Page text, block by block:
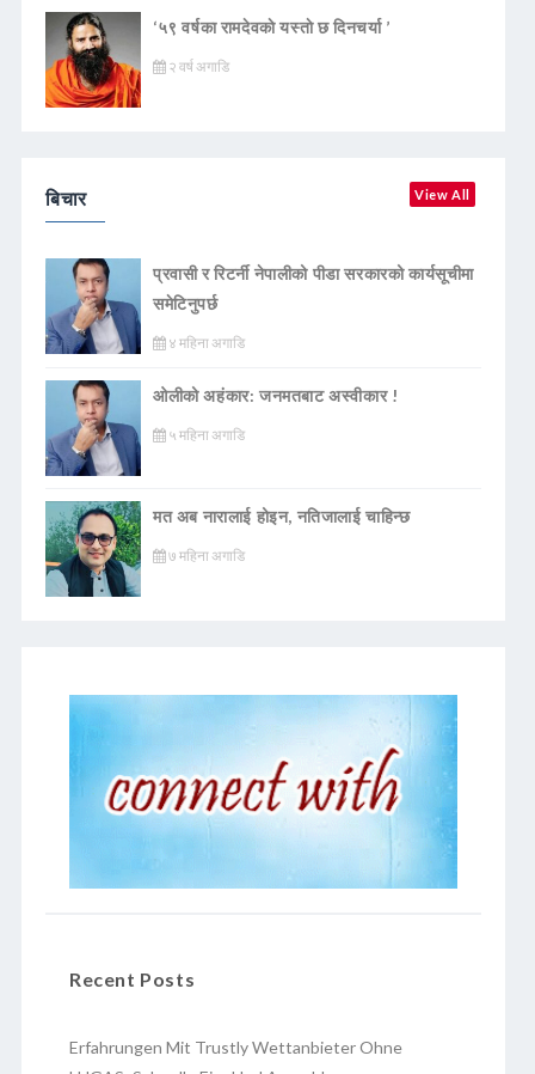
‘५९ वर्षका रामदेवकाे यस्ताे छ दिनचर्या ’
२ वर्ष अगाडि
बिचार View All
प्रवासी र रिटर्नी नेपालीको पीडा सरकारको कार्यसूचीमा
समेटिनुपर्छ
४ महिना अगाडि
ओलीको अहंकार: जनमतबाट अस्वीकार !
५ महिना अगाडि
मत अब नारालाई होइन, नतिजालाई चाहिन्छ
७ महिना अगाडि
Recent Posts
Erfahrungen Mit Trustly Wettanbieter Ohne